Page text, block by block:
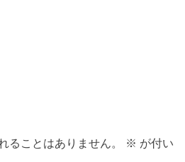
ることはありません。 ※ が付い